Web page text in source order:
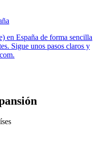
en España de forma sencilla
Sigue unos pasos claros y